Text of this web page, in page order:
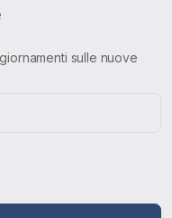
sulle nuove